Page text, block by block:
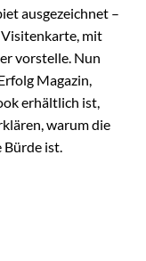
ausgezeichnet –
mit
vorstelle. Nun
Magazin,
erhältlich ist,
warum die
ist.